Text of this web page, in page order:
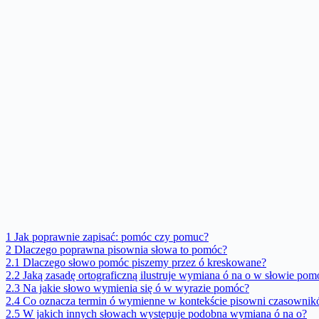
1 Jak poprawnie zapisać: pomóc czy pomuc?
2 Dlaczego poprawna pisownia słowa to pomóc?
2.1 Dlaczego słowo pomóc piszemy przez ó kreskowane?
2.2 Jaką zasadę ortograficzną ilustruje wymiana ó na o w słowie
2.3 Na jakie słowo wymienia się ó w wyrazie pomóc?
2.4 Co oznacza termin ó wymienne w kontekście pisowni
2.5 W jakich innych słowach występuje podobna wymiana ó na o?